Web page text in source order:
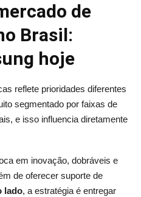
de
Brasil:
hoje
reflete prioridades diferentes
segmentado por faixas de
e isso influencia diretamente
em inovação, dobráveis e
de oferecer suporte de
lado, a estratégia é entregar